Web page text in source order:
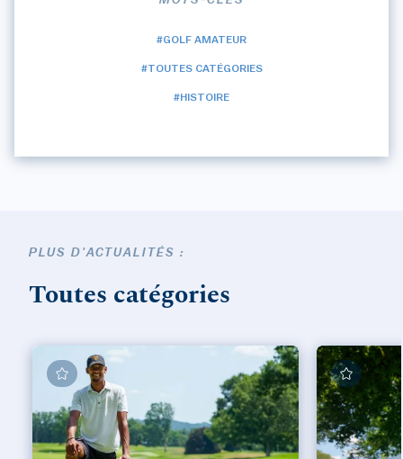
#GOLF AMATEUR
#TOUTES CATÉGORIES
#HISTOIRE
PLUS D'ACTUALITÉS :
Toutes catégories